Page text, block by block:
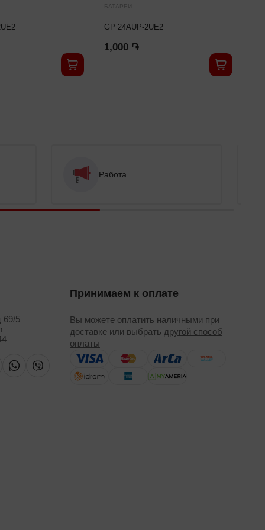
БАТАРЕИ
GP 24AUP-2UE2
1,000 ֏
Работа
69/5
Принимаем к оплате
Вы можете оплатить наличными при
доставке или выбрать другой способ
оплаты